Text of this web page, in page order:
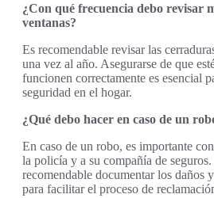
¿Con qué frecuencia debo revisar
ventanas?
Es recomendable revisar las
una vez al año. Asegurarse de que
funcionen correctamente es esencial
seguridad en el hogar.
¿Qué debo hacer en caso de un
En caso de un robo, es importante
la policía y a su compañía de
recomendable documentar los daños
para facilitar el proceso de